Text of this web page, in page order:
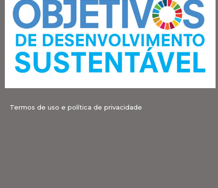
Termos de uso e política de privacidade